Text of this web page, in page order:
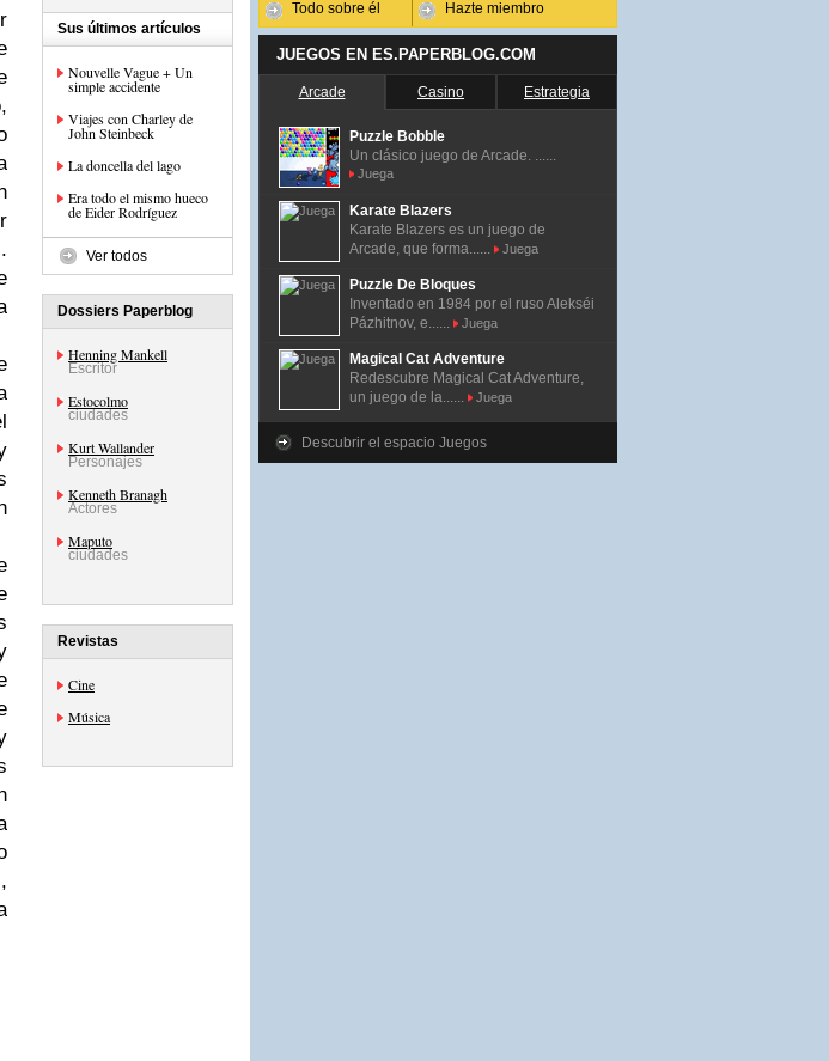
Sus últimos artículos
Nouvelle Vague + Un
simple accidente
Viajes con Charley de
John Steinbeck
La doncella del lago
Era todo el mismo hueco
de Eider Rodríguez
Ver todos
Dossiers Paperblog
Henning Mankell
Escritor
Estocolmo
ciudades
Kurt Wallander
Personajes
Kenneth Branagh
Actores
Maputo
ciudades
Revistas
Cine
Música
Todo sobre él Hazte miembro
JUEGOS EN ES.PAPERBLOG.COM
Arcade Casino Estrategia
Puzzle Bobble
Un clásico juego de Arcade. ......
Juega
Karate Blazers
Karate Blazers es un juego de
Arcade, que forma......
Juega
Puzzle De Bloques
Inventado en 1984 por el ruso Alekséi
Pázhitnov, e......
Juega
Magical Cat Adventure
Redescubre Magical Cat Adventure,
un juego de la......
Juega
Descubrir el espacio Juegos